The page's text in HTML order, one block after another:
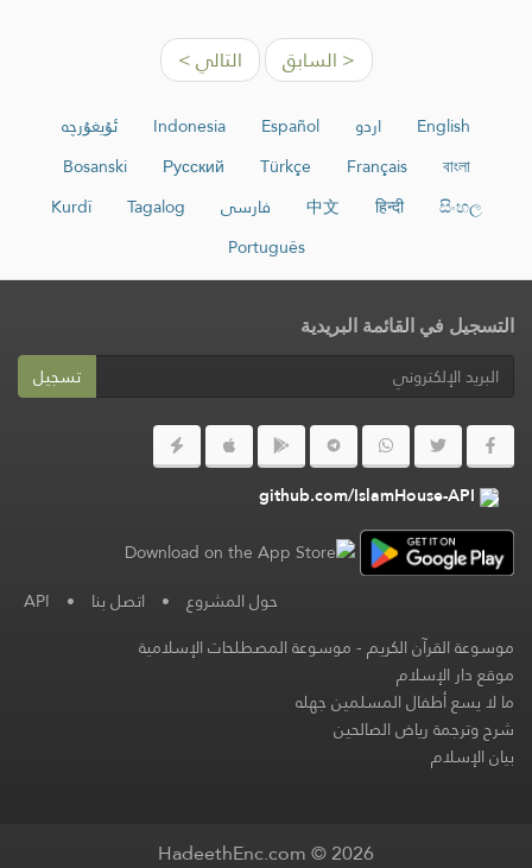
< السابق التالي >
English اردو Español
Indonesia
ئۇيغۇرچە
বাংলা
Français
Türkçe
Русский
Bosanski
සිංහල
हिन्दी
中文 فارسی Tagalog
Kurdî
Português
التسجيل في القائمة البريدية
تسجيل
github.com/IslamHouse-API
حول المشروع • اتصل بنا •
API
موسوعة القرآن الكريم-موسوعة المصطلحات الإسلامية
موقع دار الإسلام
ما لا يسع أطفال المسلمين جهله
شرح وترجمة رياض الصالحين
بيان الإسلام
HadeethEnc.com © 2026